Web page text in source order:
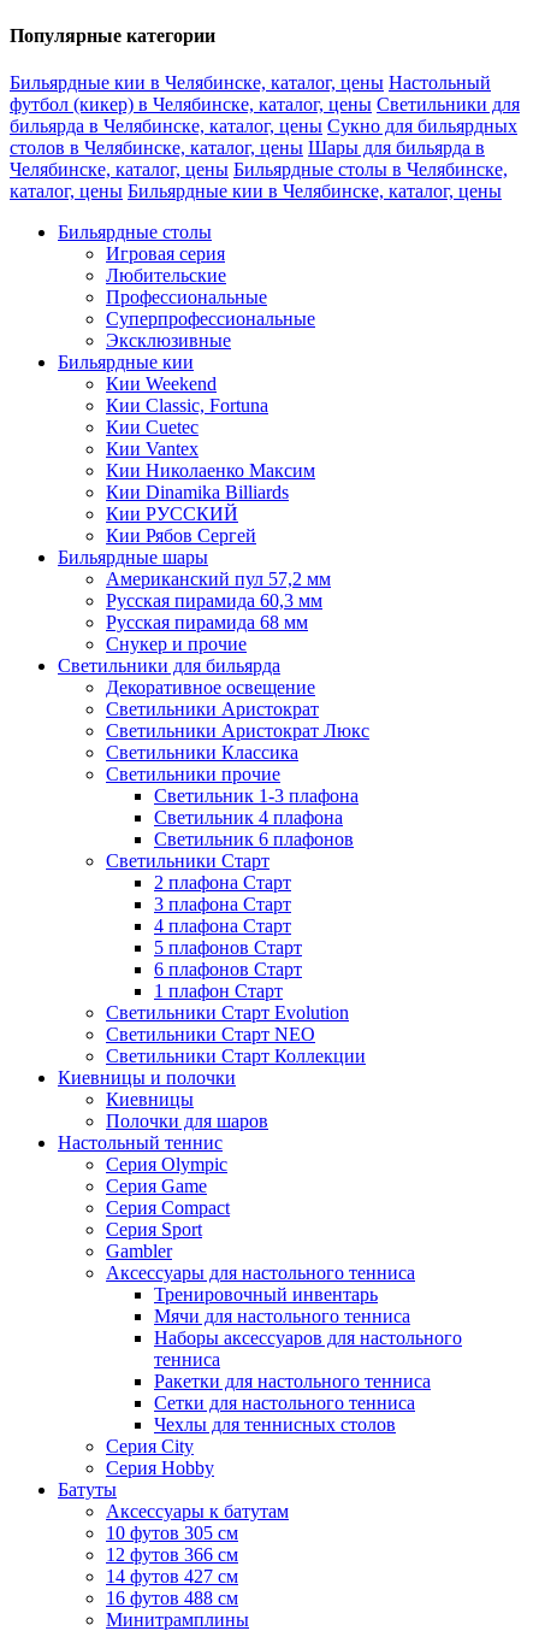
Популярные категории
Бильярдные кии в Челябинске, каталог, цены Настольный
футбол (кикер) в Челябинске, каталог, цены Светильники для
бильярда в Челябинске, каталог, цены Сукно для бильярдных
столов в Челябинске, каталог, цены Шары для бильярда в
Челябинске, каталог, цены Бильярдные столы в Челябинске,
каталог, цены Бильярдные кии в Челябинске, каталог, цены
Бильярдные столы
Игровая серия
Любительские
Профессиональные
Суперпрофессиональные
Эксклюзивные
Бильярдные кии
Кии Weekend
Кии Classic, Fortuna
Кии Cuetec
Кии Vantex
Кии Николаенко Максим
Кии Dinamika Billiards
Кии РУССКИЙ
Кии Рябов Сергей
Бильярдные шары
Американский пул 57,2 мм
Русская пирамида 60,3 мм
Русская пирамида 68 мм
Снукер и прочие
Светильники для бильярда
Декоративное освещение
Светильники Аристократ
Светильники Аристократ Люкс
Светильники Классика
Светильники прочие
Светильник 1-3 плафона
Светильник 4 плафона
Светильник 6 плафонов
Светильники Старт
2 плафона Старт
3 плафона Старт
4 плафона Старт
5 плафонов Старт
6 плафонов Старт
1 плафон Старт
Светильники Старт Evolution
Светильники Старт NEO
Светильники Старт Коллекции
Киевницы и полочки
Киевницы
Полочки для шаров
Настольный теннис
Серия Olympic
Серия Game
Серия Compact
Серия Sport
Gambler
Аксессуары для настольного тенниса
Тренировочный инвентарь
Мячи для настольного тенниса
Наборы аксессуаров для настольного
тенниса
Ракетки для настольного тенниса
Сетки для настольного тенниса
Чехлы для теннисных столов
Серия City
Серия Hobby
Батуты
Аксессуары к батутам
10 футов 305 см
12 футов 366 см
14 футов 427 см
16 футов 488 см
Минитрамплины